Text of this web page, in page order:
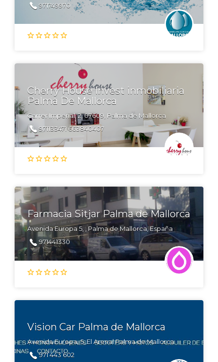
971749970
Cherry House Invest inmobiliaria
Palma De Mallorca
Carrer Imperial, 2, 07609, Palma de Mallorca
971133471 663840407
Farmacia Sitjar Palma de Mallorca
Avenida Europa 5, , Palma de Mallorca, España
971441330
Vision Car Palma de Mallorca
Avenida Europa, 5, El Arenal Palma de Mallorca
971 443 602